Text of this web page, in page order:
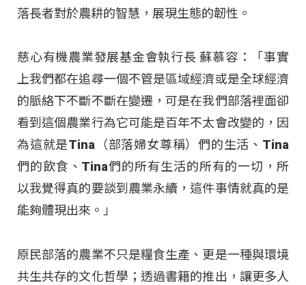
落長者對於農耕的智慧，展現生態的韌性。
慈心有機農業發展基金會執行長 蘇慕容：「事實
上我們都在追尋一個不管是區域經濟或是全球經濟
的脈絡下不斷不斷在變遷，可是在我們部落裡面卻
看到這個農業行為它可能是百年不太會改變的，因
為這就是Tina（部落婦女尊稱）們的生活、Tina
們的飲食、Tina們的所有生活的所有的一切，所
以我覺得真的要談到農業永續，這件事情就真的是
能夠體現出來。」
原民部落的農業不只是糧食生產、更是一種與環境
共生共存的文化哲學；透過書籍的推出，讓更多人